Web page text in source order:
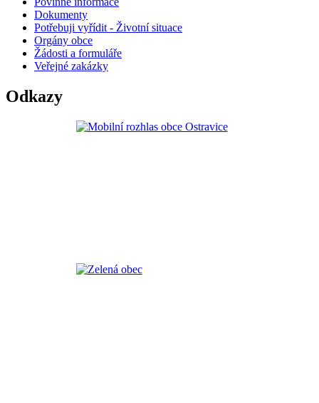
Dokumenty
Potřebuji vyřídit - Životní situace
Orgány obce
Žádosti a formuláře
Veřejné zakázky
Odkazy